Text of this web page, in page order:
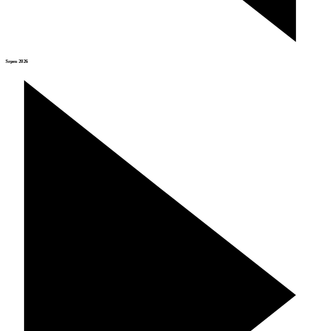
Srpen 2026